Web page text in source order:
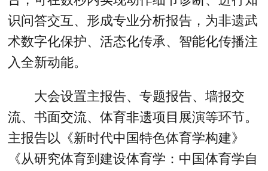
识问答交互、形成专业分析报告，为非遗武
术数字化保护、活态化传承、智能化传播注
入全新动能。
大会设置主报告、专题报告、墙报交
流、书面交流、体育非遗项目展演等环节。
主报告以《新时代中国特色体育学构建》
《从研究体育到建设体育学：中国体育学自